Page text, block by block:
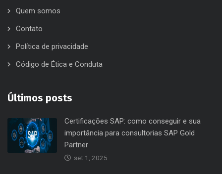
Quem somos
Contato
Política de privacidade
Código de Ética e Conduta
Últimos posts
Certificações SAP: como conseguir e sua
importância para consultorias SAP Gold
Partner
set 1, 2025